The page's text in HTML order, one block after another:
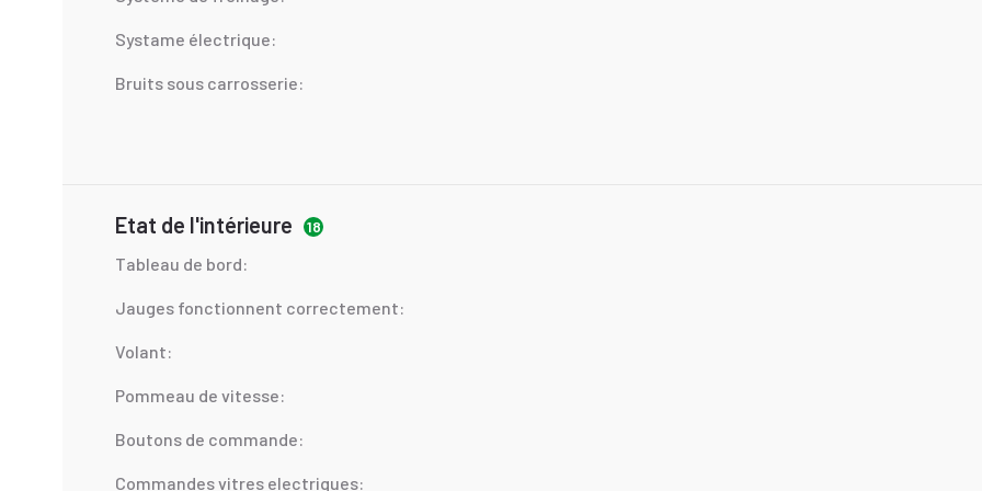
Systame électrique:
Bruits sous carrosserie:
Etat de l'intérieure 18
Tableau de bord:
Jauges fonctionnent correctement:
Volant:
Pommeau de vitesse:
Boutons de commande:
Commandes vitres electriques: